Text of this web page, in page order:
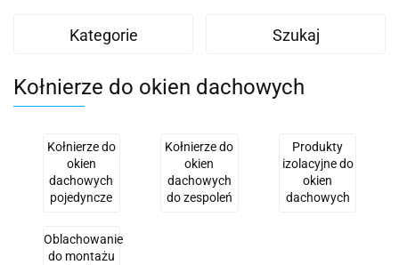
Kategorie Szukaj
Kołnierze do okien dachowych
Kołnierze do
okien
dachowych
pojedyncze
Kołnierze do
okien
dachowych
do zespoleń
Produkty
izolacyjne do
okien
dachowych
Oblachowanie
do montażu